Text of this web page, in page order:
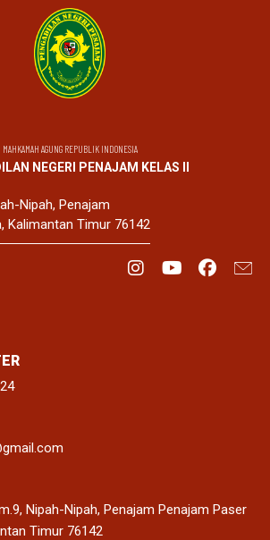
MAHKAMAH AGUNG REPUBLIK INDONESIA
NEGERI PENAJAM KELAS II
Nipah, Penajam
Kalimantan Timur 76142
Nipah-Nipah, Penajam Penajam Paser
Timur 76142